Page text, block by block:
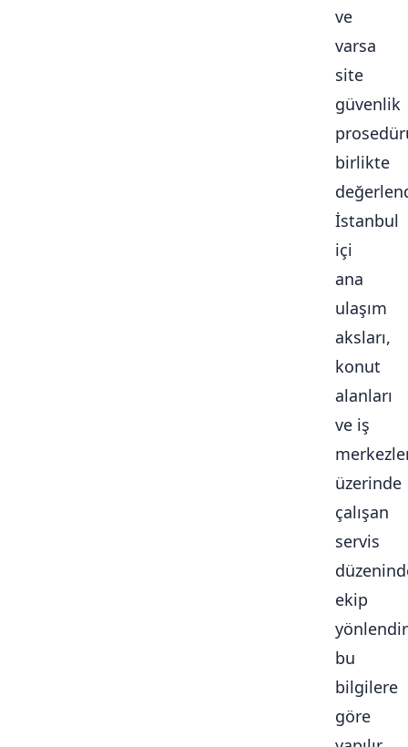
ve
varsa
site
güvenlik
birlikte
İstanbul
içi
ana
ulaşım
aksları,
konut
alanları
ve iş
üzerinde
çalışan
servis
ekip
bu
bilgilere
göre